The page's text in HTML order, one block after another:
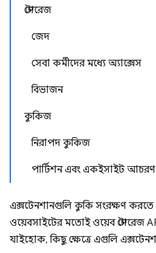
স্টোরেজ
জেদ
সেবা কর্মীদের মধ্যে অ্যাক্সেস
বিভাজন
কুকিজ
নিরাপদ কুকিজ
পার্টিশন এবং একইসাইট আচরণ
এক্সটেনশানগুলি কুকি সংরক্ষণ করতে
ওয়েবসাইটের মতোই ওয়েব স্টোরেজ
যাইহোক, কিছু ক্ষেত্রে এগুলি